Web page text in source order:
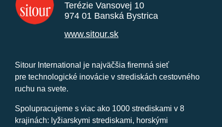
Terézie Vansovej 10
974 01 Banská Bystrica
www.sitour.sk
Sitour International je najväčšia firemná sieť
pre technologické inovácie v strediskách cestovného
ruchu na svete.
Spolupracujeme s viac ako 1000 strediskami v 8
krajinách: lyžiarskymi strediskami, horskými